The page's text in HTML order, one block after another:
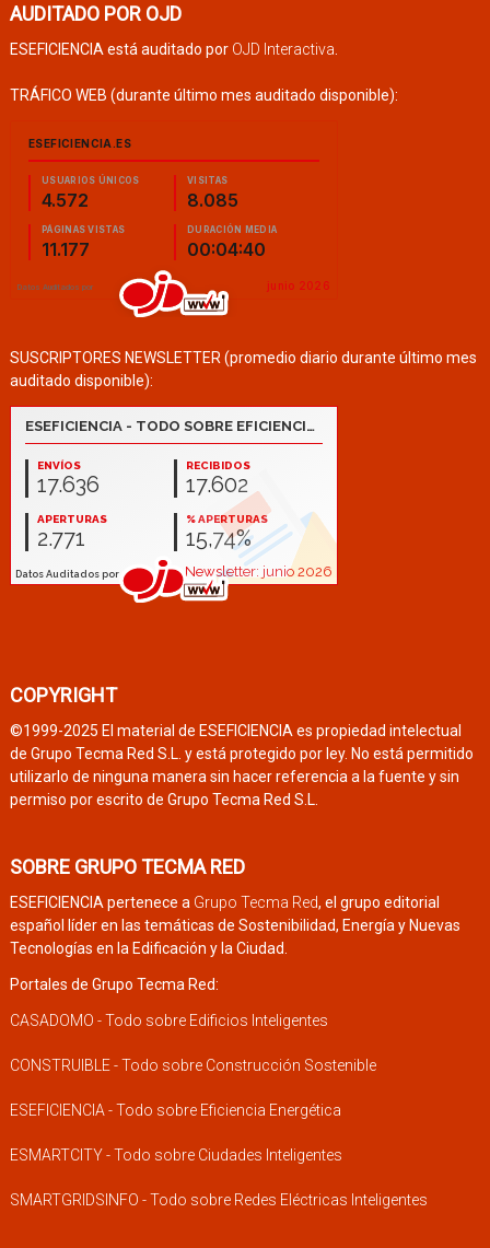
AUDITADO POR OJD
ESEFICIENCIA está auditado por OJD Interactiva
TRÁFICO WEB (durante último mes auditado disponible):
SUSCRIPTORES NEWSLETTER (promedio diario durante último mes
auditado disponible):
COPYRIGHT
©1999-2025 El material de ESEFICIENCIA es propiedad intelectual
de Grupo Tecma Red S.L. y está protegido por ley. No está permitido
utilizarlo de ninguna manera sin hacer referencia a la fuente y sin
permiso por escrito de Grupo Tecma Red S.L.
SOBRE GRUPO TECMA RED
ESEFICIENCIA pertenece a Grupo Tecma Red, el grupo editorial
español líder en las temáticas de Sostenibilidad, Energía y Nuevas
Tecnologías en la Edificación y la Ciudad.
Portales de Grupo Tecma Red:
CASADOMO - Todo sobre Edificios Inteligentes
CONSTRUIBLE - Todo sobre Construcción Sostenible
ESEFICIENCIA - Todo sobre Eficiencia Energética
ESMARTCITY - Todo sobre Ciudades Inteligentes
SMARTGRIDSINFO - Todo sobre Redes Eléctricas Inteligentes